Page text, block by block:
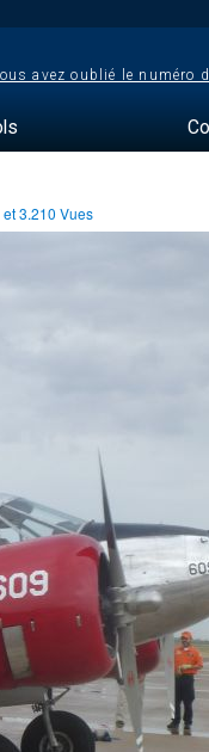
avez oublié le numéro
et3.210 Vues